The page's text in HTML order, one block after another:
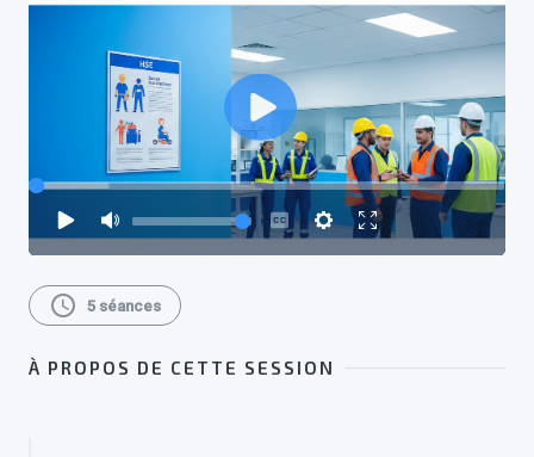
schedule 5 séances
À PROPOS DE CETTE SESSION